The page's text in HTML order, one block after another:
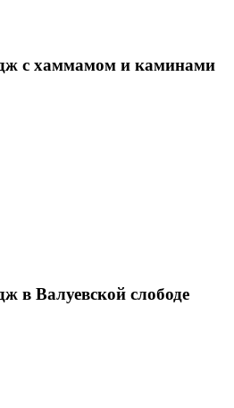
с хаммамом и каминами
в Валуевской слободе